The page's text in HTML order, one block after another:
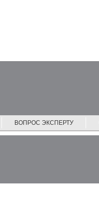
ВОПРОС ЭКСПЕРТУ